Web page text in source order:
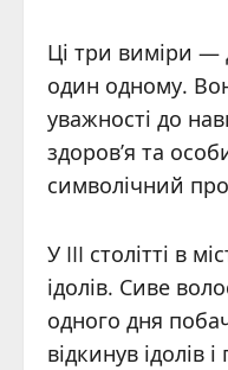
Ці три виміри —
один одному.
уважності до
здоров’я та
символічний
У III столітті в
ідолів. Сиве
одного дня
відкинув ідолів